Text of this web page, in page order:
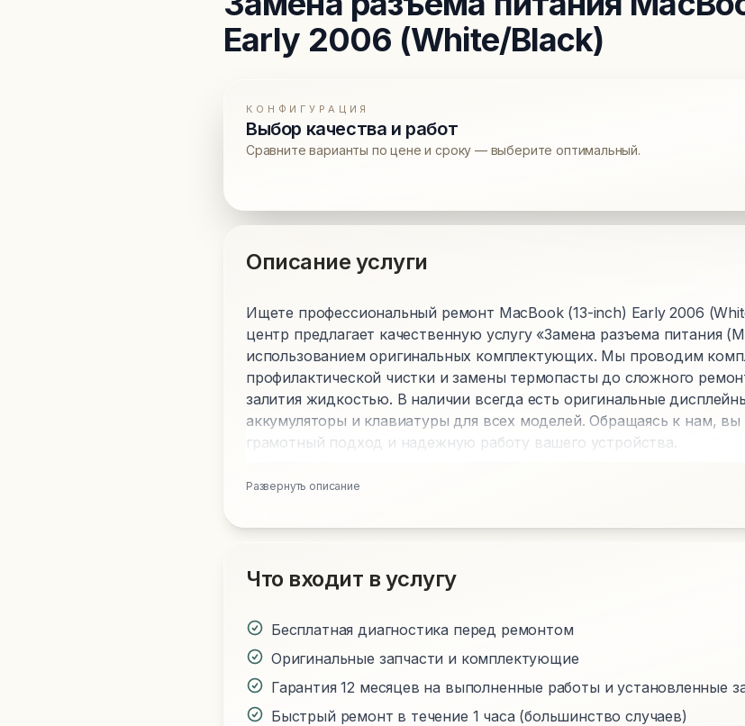
Early 2006 (White/Black)
КОНФИГУРАЦИЯ
Выбор качества и работ
Сравните варианты по цене и сроку — выберите оптимальный.
Описание услуги
Ищете профессиональный ремонт MacBook (13-inch) Early 2006
центр предлагает качественную услугу «Замена разъема питания
использованием оригинальных комплектующих. Мы проводим
профилактической чистки и замены термопасты до сложного
залития жидкостью. В наличии всегда есть оригинальные
аккумуляторы и клавиатуры для всех моделей. Обращаясь к нам, вы
грамотный подход и надежную работу вашего устройства.
Развернуть описание
Что входит в услугу
Бесплатная диагностика перед ремонтом
Оригинальные запчасти и комплектующие
Гарантия 12 месяцев на выполненные работы и установленные
Быстрый ремонт в течение 1 часа (большинство случаев)